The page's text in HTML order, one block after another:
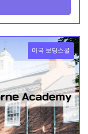
미국 보딩스쿨